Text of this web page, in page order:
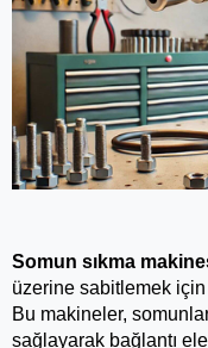
Somun sıkma
üzerine sabitlemek için
Bu makineler,
sağlayarak bağlantı